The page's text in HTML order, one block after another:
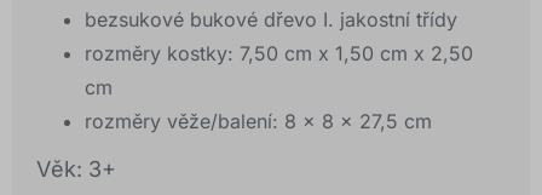
bezsukové bukové dřevo I. jakostní třídy
rozměry kostky: 7,50 cm x 1,50 cm x 2,50
cm
rozměry věže/balení: 8 x 8 x 27,5 cm
Věk: 3+